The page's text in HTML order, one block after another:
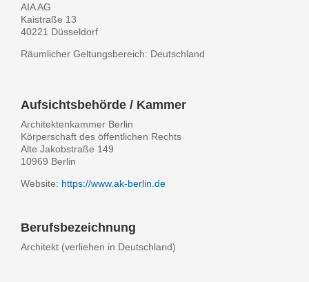
AIA AG
Kaistraße 13
40221 Düsseldorf
Räumlicher Geltungsbereich: Deutschland
Aufsichtsbehörde / Kammer
Architektenkammer Berlin
Körperschaft des öffentlichen Rechts
Alte Jakobstraße 149
10969 Berlin
Website: https://www.ak-berlin.de
Berufsbezeichnung
Architekt (verliehen in Deutschland)